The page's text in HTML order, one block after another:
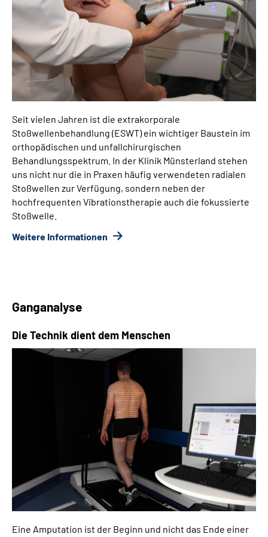
Seit vielen Jahren ist die extrakorporale
Stoßwellenbehandlung (ESWT) ein wichtiger Baustein im
orthopädischen und unfallchirurgischen
Behandlungsspektrum. In der Klinik Münsterland stehen
uns nicht nur die in Praxen häufig verwendeten radialen
Stoßwellen zur Verfügung, sondern neben der
hochfrequenten Vibrationstherapie auch die fokussierte
Stoßwelle.
Weitere Informationen
Ganganalyse
Die Technik dient dem Menschen
Eine Amputation ist der Beginn und nicht das Ende einer